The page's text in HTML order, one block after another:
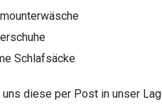
Schlafsäcke
diese per Post in unser